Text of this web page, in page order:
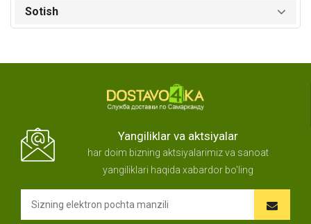
Sotish
Yangiliklar va aktsiyalar
har doim bizning aktsiyalarimiz va sanoat
yangiliklari haqida xabardor bo'ling